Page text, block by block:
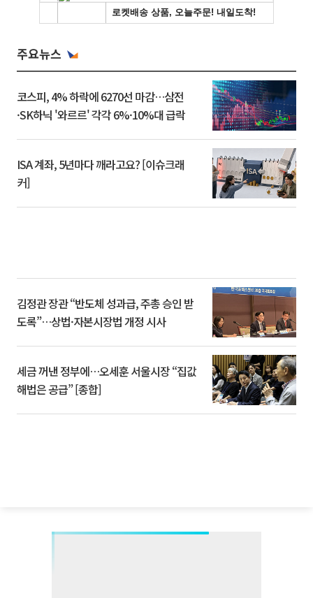
주요뉴스
코스피, 4% 하락에 6270선 마감…삼전
·SK하닉 '와르르' 각각 6%·10%대 급락
ISA 계좌, 5년마다 깨라고요? [이슈크래
커]
김정관 장관 “반도체 성과급, 주총 승인 받
도록”…상법·자본시장법 개정 시사
세금 꺼낸 정부에…오세훈 서울시장 “집값
해법은 공급” [종합]